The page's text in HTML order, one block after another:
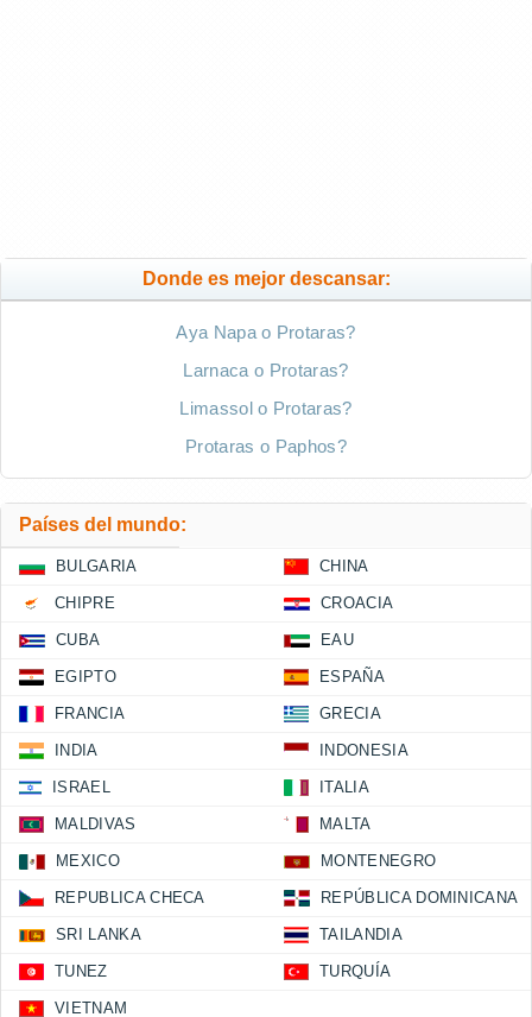
Donde es mejor descansar:
Aya Napa o Protaras?
Larnaca o Protaras?
Limassol o Protaras?
Protaras o Paphos?
Países del mundo:
BULGARIA CHINA
CHIPRE CROACIA
CUBA EAU
EGIPTO ESPAÑA
FRANCIA GRECIA
INDIA INDONESIA
ISRAEL ITALIA
MALDIVAS MALTA
MEXICO MONTENEGRO
REPUBLICA CHECA REPÚBLICA DOMINICANA
SRI LANKA TAILANDIA
TUNEZ TURQUÍA
VIETNAM